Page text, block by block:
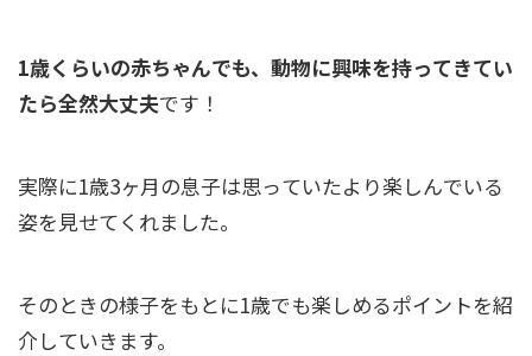
1歳くらいの赤ちゃんでも、動物に興味を持ってきてい
たら全然大丈夫です！
実際に1歳3ヶ月の息子は思っていたより楽しんでいる
姿を見せてくれました。
そのときの様子をもとに1歳でも楽しめるポイントを紹
介していきます。